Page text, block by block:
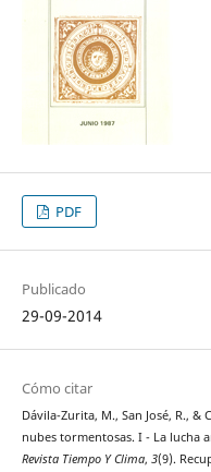
PDF
Publicado
29-09-2014
Cómo citar
Dávila-Zurita, M., San José, R., &
nubes tormentosas. I - La lucha
Revista Tiempo Y Clima, 3(9).